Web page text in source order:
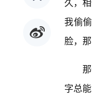
我偷
脸，
字总